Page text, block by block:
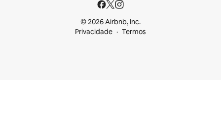
© 2026 Airbnb, Inc.
Privacidade
Termos